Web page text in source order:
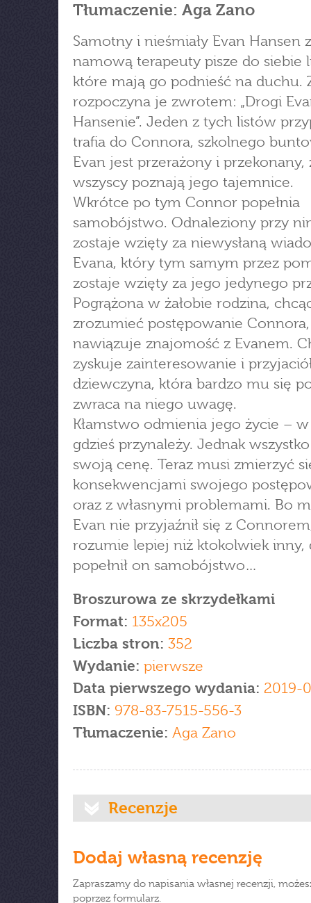
Tłumaczenie: Aga Zano
Samotny i nieśmiały Evan Hansen
namową terapeuty pisze do siebie
które mają go podnieść na duchu.
rozpoczyna je zwrotem: „Drogi
Hansenie”. Jeden z tych listów
trafia do Connora, szkolnego
Evan jest przerażony i przekonany,
wszyscy poznają jego tajemnice.
Wkrótce po tym Connor popełnia
samobójstwo. Odnaleziony przy
zostaje wzięty za niewysłaną
Evana, który tym samym przez
zostaje wzięty za jego jedynego
Pogrążona w żałobie rodzina,
zrozumieć postępowanie Connora,
nawiązuje znajomość z Evanem.
zyskuje zainteresowanie i
dziewczyna, która bardzo mu się
zwraca na niego uwagę.
Kłamstwo odmienia jego życie –
gdzieś przynależy. Jednak
swoją cenę. Teraz musi zmierzyć
konsekwencjami swojego
oraz z własnymi problemami. Bo
Evan nie przyjaźnił się z
rozumie lepiej niż ktokolwiek inny,
popełnił on samobójstwo…
Broszurowa ze skrzydełkami
Format: 135x205
Liczba stron: 352
Wydanie: pierwsze
Data pierwszego wydania: 2019-
ISBN: 978-83-7515-556-3
Tłumaczenie: Aga Zano
Recenzje
Dodaj własną recenzję
Zapraszamy do napisania własnej recenzji,
poprzez formularz.